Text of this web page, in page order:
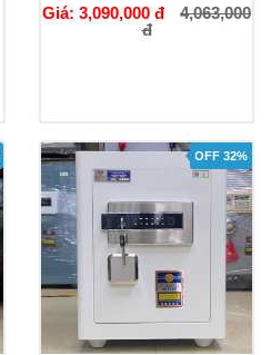
Giá: 3,090,000 đ
4,063,000
đ
OFF 32%